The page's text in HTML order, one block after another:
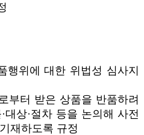
위에 대한 위법성 심사지
부터 받은 상품을 반품하려
대상·절차 등을 논의해 사전
재하도록 규정